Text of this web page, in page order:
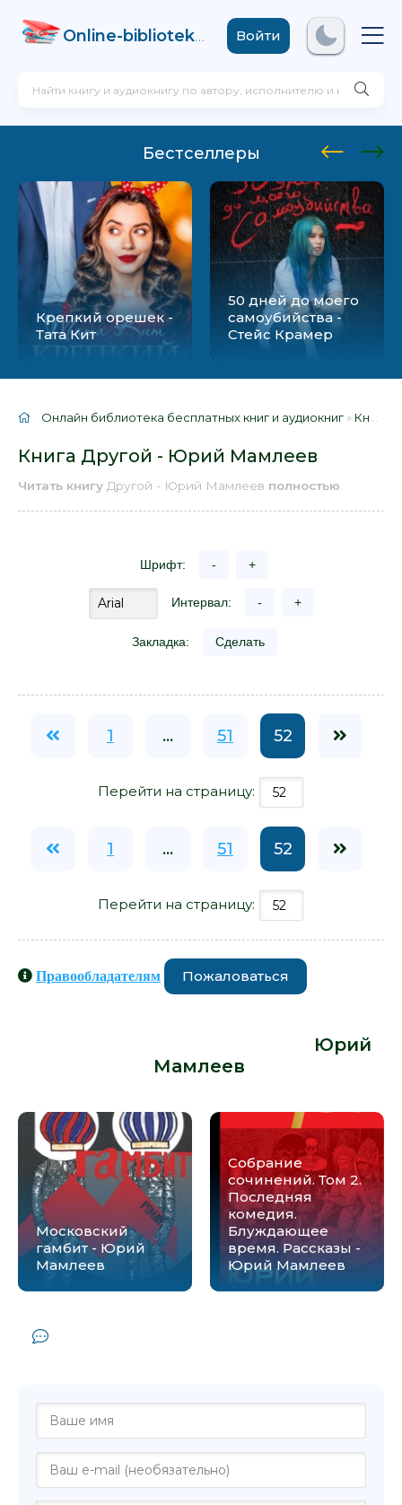
Online-biblioteka .comВойти
Бестселлеры
Крепкий орешек -
Тата Кит
50 дней до моего
самоубийства -
Стейс Крамер
Онлайн библиотека бесплатных книг и аудиокниг » Книги
Книга Другой - Юрий Мамлеев
Читать книгу Другой - Юрий Мамлеев полностью
Шрифт: - +
Интервал: - +
Закладка: Сделать
1 ... 51 52
Перейти на страницу:
1 ... 51 52
Перейти на страницу:
Правообладателям Пожаловаться
Юрий
Мамлеев
Московский
гамбит - Юрий
Мамлеев
Собрание
сочинений. Том 2.
Последняя
комедия.
Блуждающее
время. Рассказы -
Юрий Мамлеев